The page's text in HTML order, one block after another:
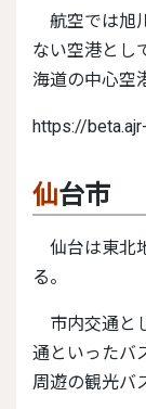
航空では旭川空港が異次元の出航率を誇り、止まら
ない空港とし
海道の中心空
https://
仙台市
仙台は東北地方一の都市で、100万人の人口を擁す
る。
市内交通としては地下鉄、せんだい市バス、宮城交
通といったバ
周遊の観光バ